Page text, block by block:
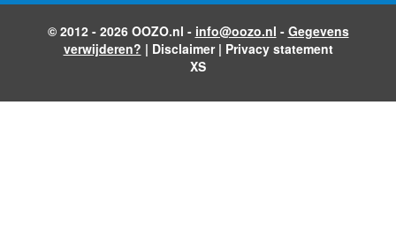
© 2012 - 2026 OOZO.nl - info@oozo.nl - Gegevens
verwijderen? | Disclaimer| Privacy statement
XS